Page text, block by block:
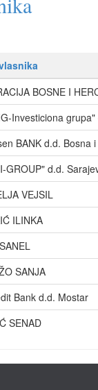
BOSNE I
Investiciona
BANK d.d. Bosna
GROUP" d.d.
VEJSIL
ILINKA
SANJA
Bank d.d. Mostar
SENAD